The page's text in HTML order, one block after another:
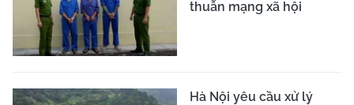
thuẫn mạng xã hội
Hà Nội yêu cầu xử lý